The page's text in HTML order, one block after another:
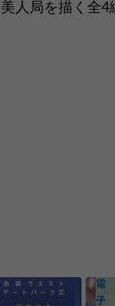
人局を描く全4